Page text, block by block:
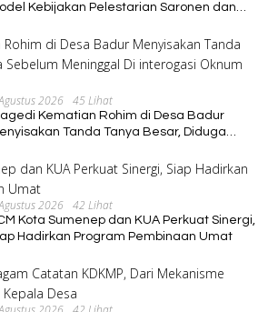
Kebijakan Pelestarian Saronen dan
2026 45 Lihat
Kematian Rohim di Desa Badur
Tanda Tanya Besar, Diduga
2026 42 Lihat
Kota Sumenep dan KUA Perkuat Sinergi,
Hadirkan Program Pembinaan Umat